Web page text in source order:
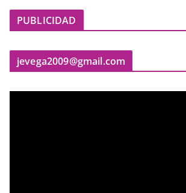
PUBLICIDAD
jevega2009@gmail.com